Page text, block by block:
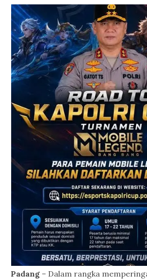
Padang – Dalam rangka